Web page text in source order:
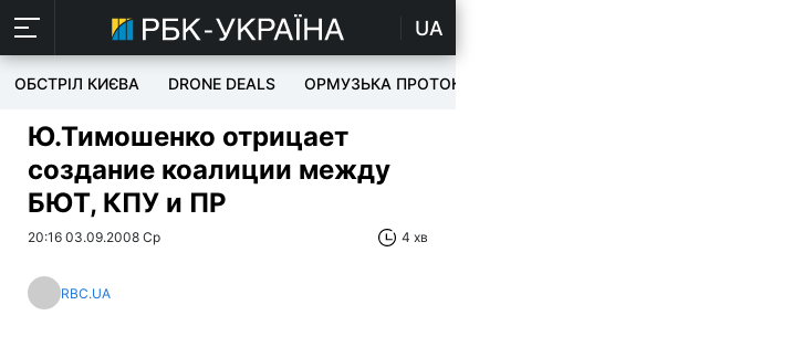
UA
ОБСТРІЛ КИЄВА DRONE DEALS ОРМУЗЬКА ПРОТОКА
Ю.Тимошенко отрицает
создание коалиции между
БЮТ, КПУ и ПР
20:16 03.09.2008 Ср 4 хв
RBC.UA